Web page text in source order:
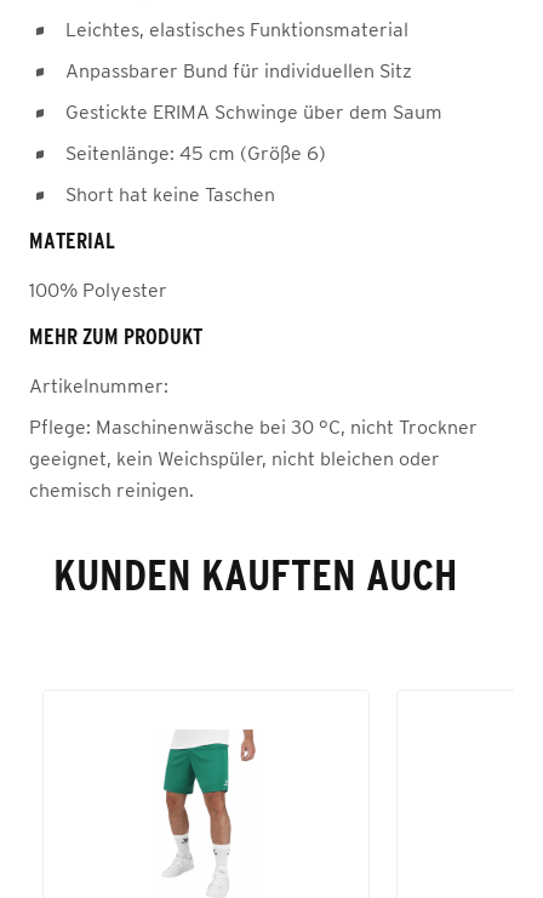
Leichtes, elastisches Funktionsmaterial
Anpassbarer Bund für individuellen Sitz
Gestickte ERIMA Schwinge über dem Saum
Seitenlänge: 45 cm (Größe 6)
Short hat keine Taschen
MATERIAL
100% Polyester
MEHR ZUM PRODUKT
Artikelnummer:
Pflege: Maschinenwäsche bei 30 °C, nicht Trockner
geeignet, kein Weichspüler, nicht bleichen oder
chemisch reinigen.
KUNDEN KAUFTEN AUCH